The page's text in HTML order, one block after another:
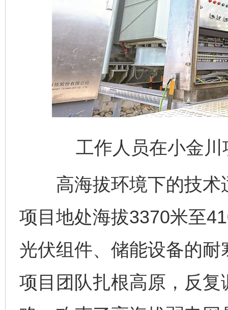
工作人员在小金
高海拔环境下的技术
项目地处海拔3370米至
光伏组件、储能设备的
项目团队扎根高原，反